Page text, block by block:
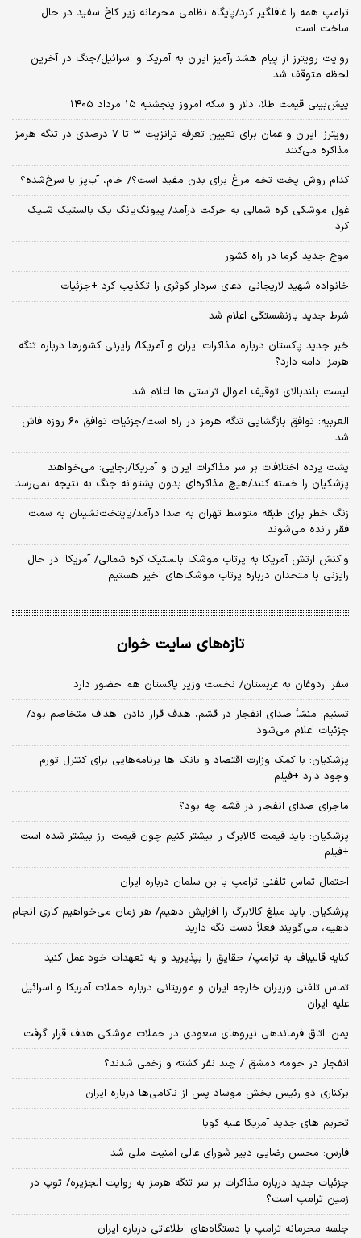
ترامپ همه را غافلگیر کرد/پایگاه نظامی محرمانه زیر کاخ سفید در حال
ساخت است
روایت رویترز از پیام هشدارآمیز ایران به آمریکا و اسرائیل/جنگ در آخرین
لحظه متوقف شد
پیش‌بینی قیمت طلا، دلار و سکه امروز پنجشنبه ۱۵ مرداد ۱۴۰۵
رویترز: ایران و عمان برای تعیین تعرفه ترانزیت ۳ تا ۷ درصدی در تنگه هرمز
مذاکره می‌کنند
کدام روش پخت تخم مرغ برای بدن مفید است؟/ خام، آب‌پز یا سرخ‌شده؟
غول موشکی کره شمالی به حرکت درآمد/ پیونگ‌یانگ یک بالستیک شلیک
کرد
موج جدید گرما در راه کشور
خانواده شهید لاریجانی ادعای سردار کوثری را تکذیب کرد +جزئیات
شرط جدید بازنشستگی اعلام شد
خبر جدید پاکستان درباره مذاکرات ایران و آمریکا/ رایزنی کشورها درباره تنگه
هرمز ادامه دارد؟
لیست بلندبالای توقیف اموال تراستی ها اعلام شد
العربیه: توافق بازگشایی تنگه هرمز در راه است/جزئیات توافق ۶۰ روزه فاش
شد
پشت پرده اختلافات بر سر مذاکرات ایران و آمریکا/رجایی: می‌خواهند
پزشکیان را خسته کنند/هیچ مذاکره‌ای بدون پشتوانه جنگ به نتیجه نمی‌رسد
زنگ خطر برای طبقه متوسط تهران به صدا درآمد/پایتخت‌نشینان به سمت
فقر رانده می‌شوند
واکنش ارتش آمریکا به پرتاب موشک بالستیک کره شمالی/ آمریکا: در حال
رایزنی با متحدان درباره پرتاب موشک‌های اخیر هستیم
تازه‌های سایت خوان
سفر اردوغان به عربستان/ نخست وزیر پاکستان هم حضور دارد
تسنیم: منشأ صدای انفجار در قشم، هدف قرار دادن اهداف متخاصم بود/
جزئیات اعلام می‌شود
پزشکیان: با کمک وزارت اقتصاد و بانک ها برنامه‌هایی برای کنترل تورم
وجود دارد +فیلم
ماجرای صدای انفجار در قشم چه بود؟
پزشکیان: باید قیمت کالابرگ را بیشتر کنیم چون قیمت ارز بیشتر شده است
+فیلم
احتمال تماس تلفنی ترامپ با بن سلمان درباره ایران
پزشکیان: باید مبلغ کالابرگ را افزایش دهیم/ هر زمان می‌خواهیم کاری انجام
دهیم، می‌گویند فعلاً دست نگه دارید
کنایه قالیباف به ترامپ/ حقایق را بپذیرید و به تعهدات خود عمل کنید
تماس تلفنی وزیران خارجه ایران و موریتانی درباره حملات آمریکا و اسرائیل
علیه ایران
یمن: اتاق فرماندهی نیروهای سعودی در حملات موشکی هدف قرار گرفت
انفجار در حومه دمشق / چند نفر کشته و زخمی شدند؟
برکناری دو رئیس بخش موساد پس از ناکامی‌ها درباره ایران
تحریم های جدید آمریکا علیه کوبا
فارس: محسن رضایی دبیر شورای عالی امنیت ملی شد
جزئیات جدید درباره مذاکرات بر سر تنگه هرمز به روایت الجزیره/ توپ در
زمین ترامپ است؟
جلسه محرمانه ترامپ با دستگاه‌های اطلاعاتی درباره ایران